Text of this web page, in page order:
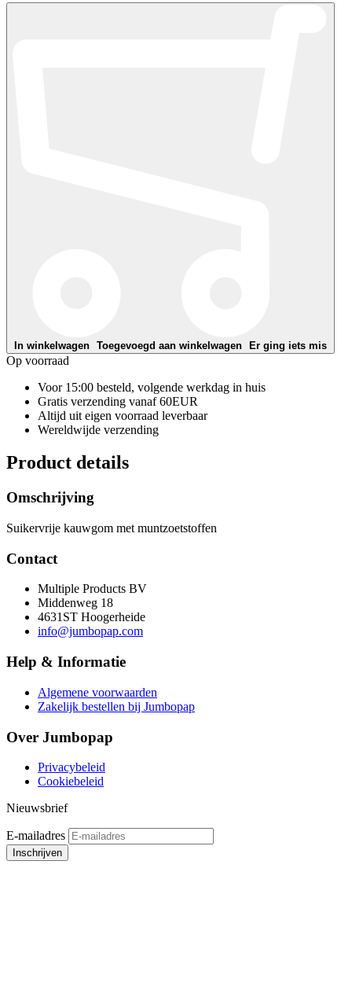
In winkelwagen Toegevoegd aan winkelwagen Er ging iets mis
Op voorraad
Voor 15:00 besteld, volgende werkdag in huis
Gratis verzending vanaf 60EUR
Altijd uit eigen voorraad leverbaar
Wereldwijde verzending
Product details
Omschrijving
Suikervrije kauwgom met muntzoetstoffen
Contact
Multiple Products BV
Middenweg 18
4631ST Hoogerheide
info@jumbopap.com
Help & Informatie
Algemene voorwaarden
Zakelijk bestellen bij Jumbopap
Over Jumbopap
Privacybeleid
Cookiebeleid
Nieuwsbrief
E-mailadres
Inschrijven